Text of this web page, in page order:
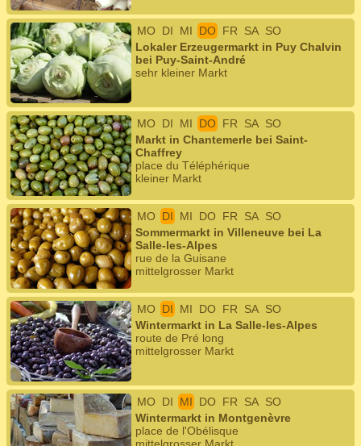
MO DI MI DO FR SA SO
Lokaler Erzeugermarkt in Puy Chalvin
bei Puy-Saint-André
sehr kleiner Markt
MO DI MI DO FR SA SO
Markt in Chantemerle bei Saint-
Chaffrey
place du Téléphérique
kleiner Markt
MO DI MI DO FR SA SO
Sommermarkt in Villeneuve bei La
Salle-les-Alpes
rue de la Guisane
mittelgrosser Markt
MO DI MI DO FR SA SO
Wintermarkt in La Salle-les-Alpes
route de Pré long
mittelgrosser Markt
MO DI MI DO FR SA SO
Wintermarkt in Montgenèvre
place de l'Obélisque